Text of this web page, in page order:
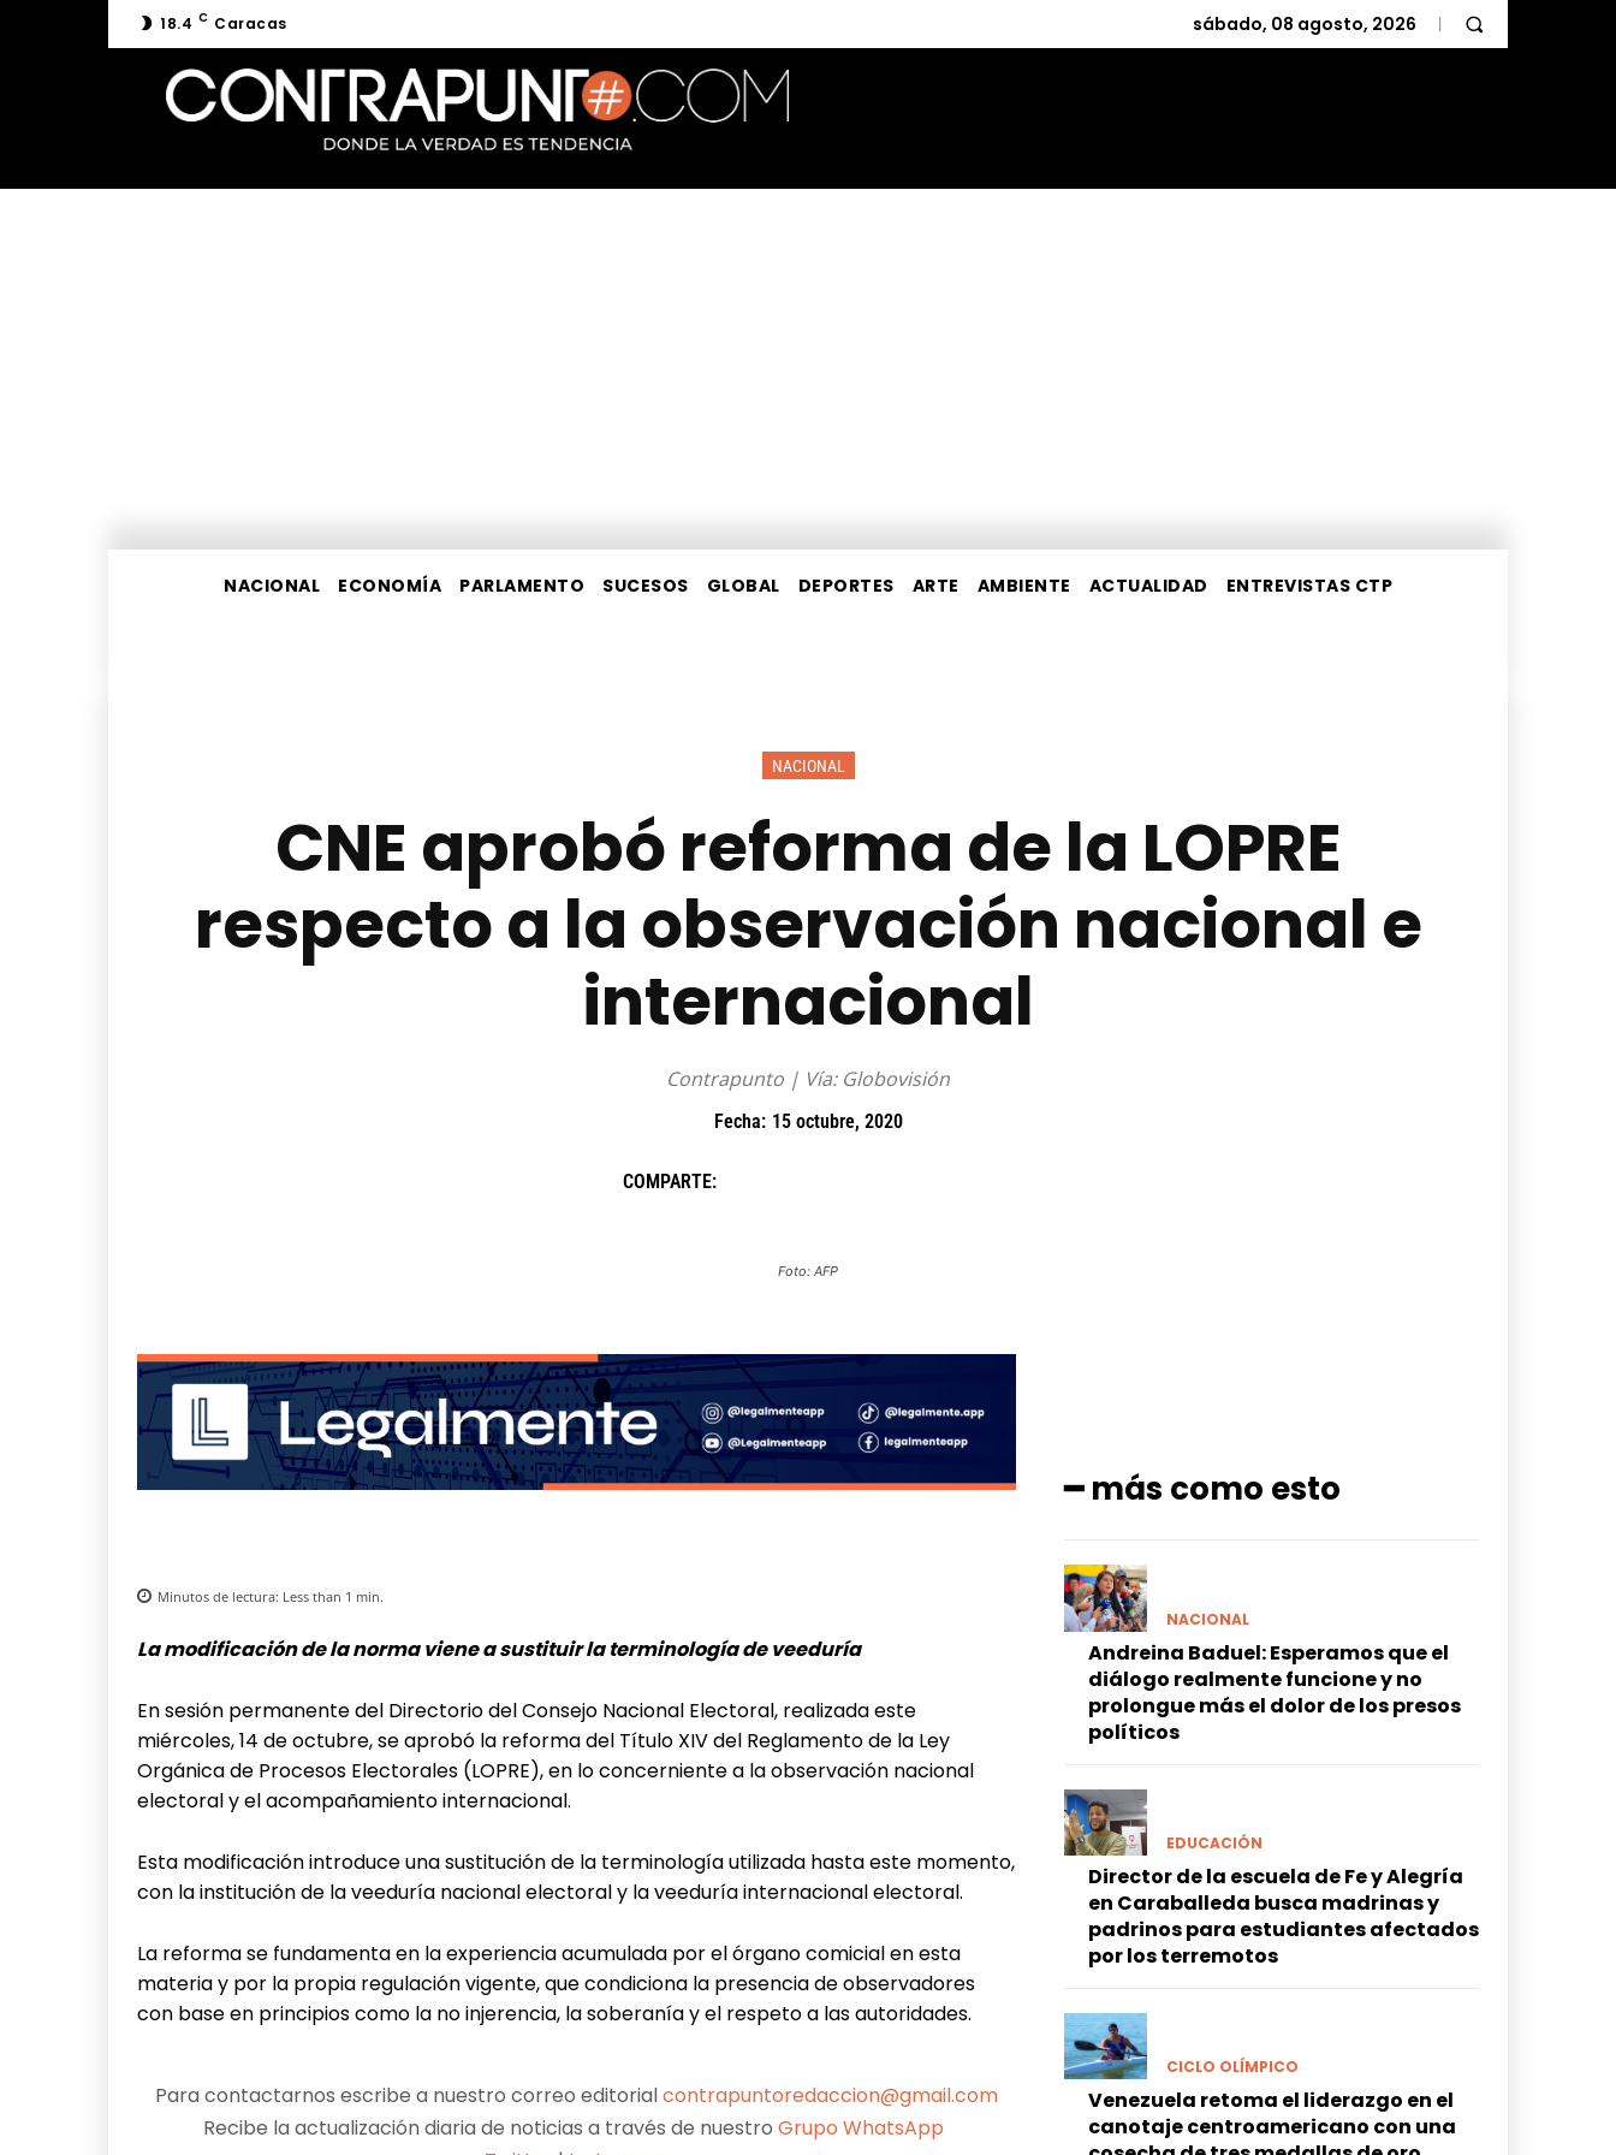
18.4 C Caracas sábado, 08 agosto, 2026
NACIONAL ECONOMÍA PARLAMENTO SUCESOS GLOBAL DEPORTES ARTE AMBIENTE ACTUALIDAD ENTREVISTAS CTP
NACIONAL
CNE aprobó reforma de la LOPRE
respecto a la observación nacional e
internacional
Contrapunto | Vía: Globovisión
Fecha: 15 octubre, 2020
COMPARTE:
Foto: AFP
Minutos de lectura: Less than 1 min.
La modificación de la norma viene a sustituir la terminología de veeduría
En sesión permanente del Directorio del Consejo Nacional Electoral, realizada este
miércoles, 14 de octubre, se aprobó la reforma del Título XIV del Reglamento de la Ley
Orgánica de Procesos Electorales (LOPRE), en lo concerniente a la observación nacional
electoral y el acompañamiento internacional.
Esta modificación introduce una sustitución de la terminología utilizada hasta este momento,
con la institución de la veeduría nacional electoral y la veeduría internacional electoral.
La reforma se fundamenta en la experiencia acumulada por el órgano comicial en esta
materia y por la propia regulación vigente, que condiciona la presencia de observadores
con base en principios como la no injerencia, la soberanía y el respeto a las autoridades.
Para contactarnos escribe a nuestro correo editorialcontrapuntoredaccion@gmail.com
Recibe la actualización diaria de noticias a través de nuestroGrupo WhatsApp
━ más como esto
NACIONAL
Andreina Baduel: Esperamos que el
diálogo realmente funcione y no
prolongue más el dolor de los presos
políticos
EDUCACIÓN
Director de la escuela de Fe y Alegría
en Caraballeda busca madrinas y
padrinos para estudiantes afectados
por los terremotos
CICLO OLÍMPICO
Venezuela retoma el liderazgo en el
canotaje centroamericano con una